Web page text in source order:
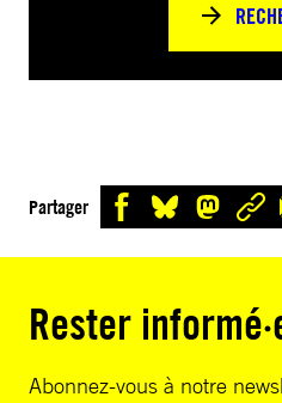
Partager
Rester
Abonnez-vous à notre